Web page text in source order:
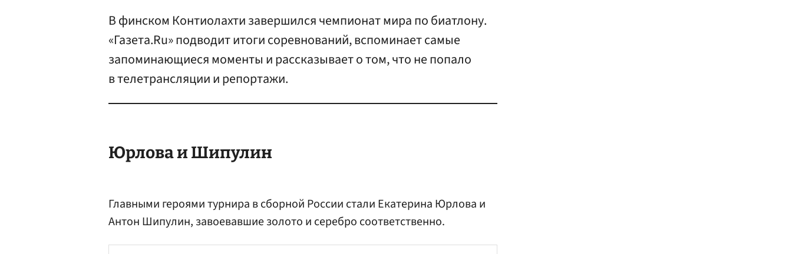
В финском Контиолахти завершился чемпионат мира по биатлону.
«Газета.Ru» подводит итоги соревнований, вспоминает самые
запоминающиеся моменты и рассказывает о том, что не попало
в телетрансляции и репортажи.
Юрлова и Шипулин
Главными героями турнира в сборной России стали Екатерина Юрлова и
Антон Шипулин, завоевавшие золото и серебро соответственно.